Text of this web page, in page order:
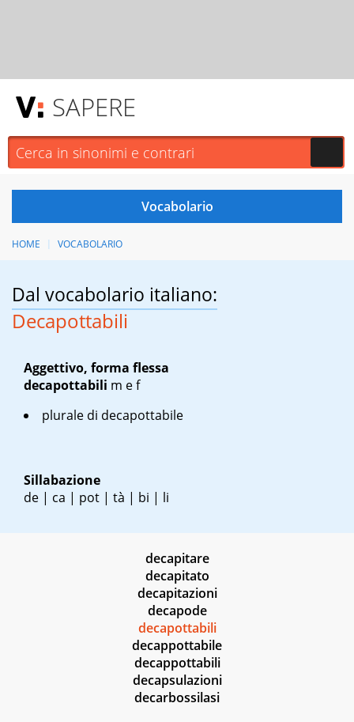
SAPERE
HOME VOCABOLARIO
Dal vocabolario italiano:
Decapottabili
Aggettivo, forma flessa
decapottabili m ef
plurale di decapottabile
Sillabazione
de | ca | pot | tà | bi | li
decapitare
decapitato
decapitazioni
decapode
decapottabili
decappottabile
decappottabili
decapsulazioni
decarbossilasi